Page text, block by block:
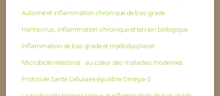
Autisme et inflammation chronique de bas grade
Hantavirus, inflammation chronique et terrain biologique
Inflammation de bas grade et myélodysplasie
Microbiote intestinal : au cœur des maladies modernes
Protocole Santé Cellulaire équilibre Oméga-3